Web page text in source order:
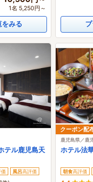
1名 5,250円～
をみる
テル鹿児島天
価 風呂高評価
クーポン配
鹿児島県／鹿
ホテル法
朝食高評価